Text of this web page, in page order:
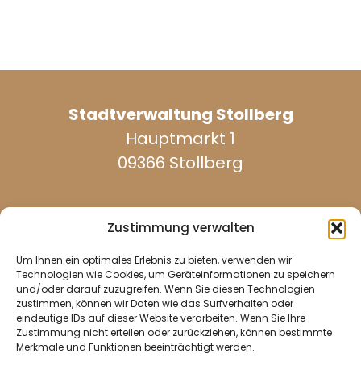
Zustimmung verwalten
Um Ihnen ein optimales Erlebnis zu bieten, verwenden wir
Technologien wie Cookies, um Geräteinformationen zu speichern
und/oder darauf zuzugreifen. Wenn Sie diesen Technologien
zustimmen, können wir Daten wie das Surfverhalten oder
eindeutige IDs auf dieser Website verarbeiten. Wenn Sie Ihre
Zustimmung nicht erteilen oder zurückziehen, können bestimmte
Merkmale und Funktionen beeinträchtigt werden.
Stadtverwaltung Stollberg
Hauptmarkt 1
09366 Stollberg
werktags erreichbar:
037296 940
037296 2437